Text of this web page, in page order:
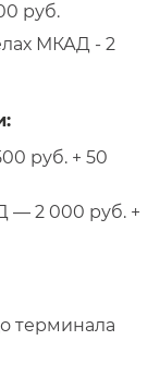
руб.
МКАД - 2
руб. + 50
— 2 000 руб. +
терминала